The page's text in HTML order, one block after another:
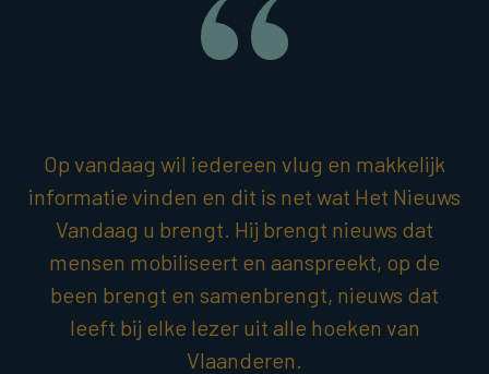
Op vandaag wil iedereen vlug en makkelijk
informatie vinden en dit is net wat Het Nieuws
Vandaag u brengt. Hij brengt nieuws dat
mensen mobiliseert en aanspreekt, op de
been brengt en samenbrengt, nieuws dat
leeft bij elke lezer uit alle hoeken van
Vlaanderen.